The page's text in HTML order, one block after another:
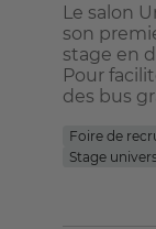
Le salon
son
stage en
Pour
des bus
Foire de
Stage